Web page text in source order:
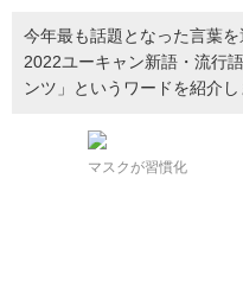
今年最も話題となった言葉
2022ユーキャン新語・流行
ンツ」というワードを紹介し
マスクが習慣化